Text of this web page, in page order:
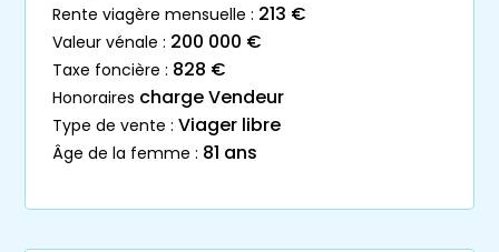
rente viagère mensuelle : 213 €
valeur vénale : 200 000 €
taxe foncière : 828 €
honoraires charge Vendeur
type de vente : Viager libre
âge de la femme : 81 ans